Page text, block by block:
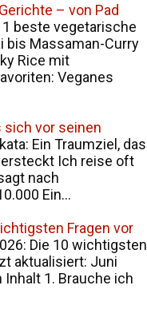
– von Pad
beste vegetarische
bis Massaman-Curry
Rice mit
Veganes
sich vor seinen
Ein Traumziel, das
Ich reise oft
nach
Ein...
Fragen vor
Die 10 wichtigsten
aktualisiert: Juni
1. Brauche ich